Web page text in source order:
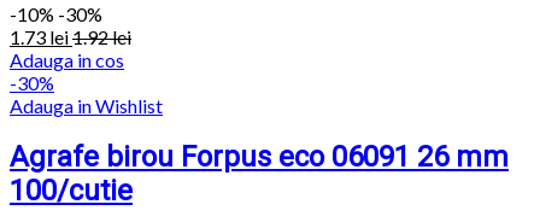
-10% -30%
1.73 lei1.92lei
Adauga in cos
-30%
Adauga in Wishlist
Agrafe birou Forpus eco 06091 26 mm
100/cutie